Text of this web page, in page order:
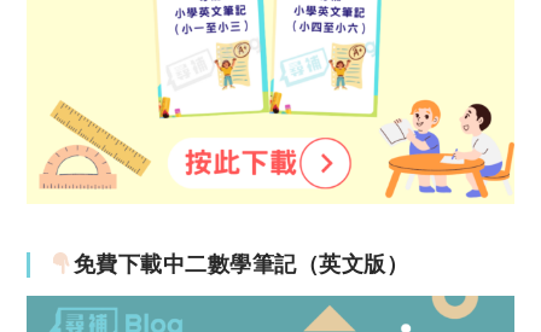
免費下載中二數學筆記（英文版）